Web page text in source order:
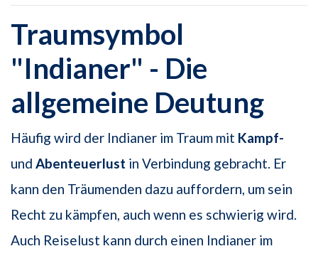
Traumsymbol
"Indianer" - Die
allgemeine Deutung
Häufig wird der Indianer im Traum mit Kampf-
und Abenteuerlust in Verbindung gebracht. Er
kann den Träumenden dazu auffordern, um sein
Recht zu kämpfen, auch wenn es schwierig wird.
Auch Reiselust kann durch einen Indianer im